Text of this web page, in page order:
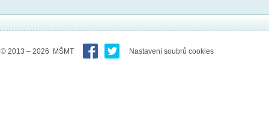
© 2013 – 2026 MŠMT Nastavení soubrů cookies